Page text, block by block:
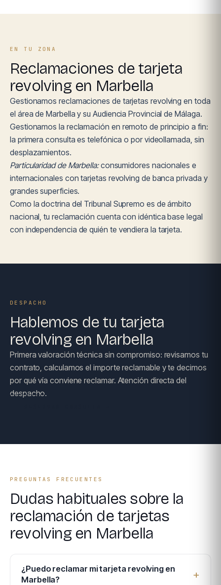
EN TU ZONA
Reclamaciones de tarjeta
revolving en Marbella
Gestionamos reclamaciones de tarjetas revolving en toda
el área de Marbella y su Audiencia Provincial de Málaga.
Gestionamos la reclamación en remoto de principio a fin:
la primera consulta es telefónica o por videollamada, sin
desplazamientos.
Particularidad de Marbella:consumidores nacionales e
internacionales con tarjetas revolving de banca privada y
grandes superficies.
Como la doctrina del Tribunal Supremo es de ámbito
nacional, tu reclamación cuenta con idéntica base legal
con independencia de quién te vendiera la tarjeta.
DESPACHO
Hablemos de tu tarjeta
revolving en Marbella
Primera valoración técnica sin compromiso: revisamos tu
contrato, calculamos el importe reclamable y te decimos
por qué vía conviene reclamar. Atención directa del
despacho.
PREGUNTAS FRECUENTES
Dudas habituales sobre la
reclamación de tarjetas
revolving en Marbella
¿Puedo reclamar mi tarjeta revolving en
Marbella?